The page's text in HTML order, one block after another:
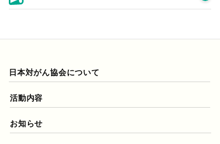
日本対がん協会について
活動内容
お知らせ